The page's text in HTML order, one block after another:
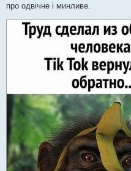
д
м
про одвічне і минливе.